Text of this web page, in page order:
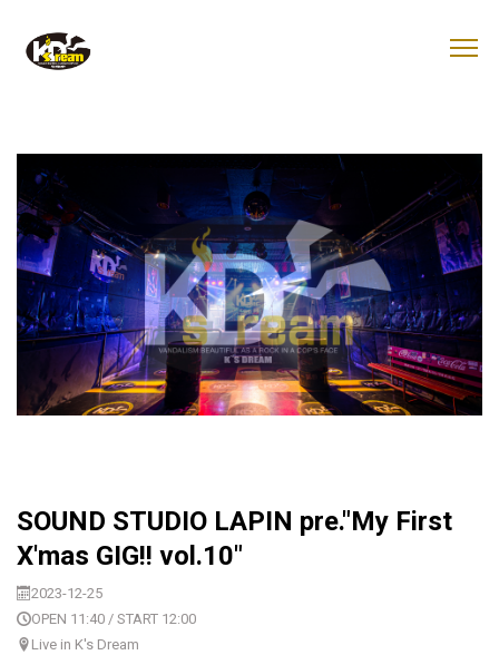
SOUND STUDIO LAPIN pre."My First
X'mas GIG!! vol.10"
2023-12-25
OPEN 11:40 / START 12:00
Live in K's Dream